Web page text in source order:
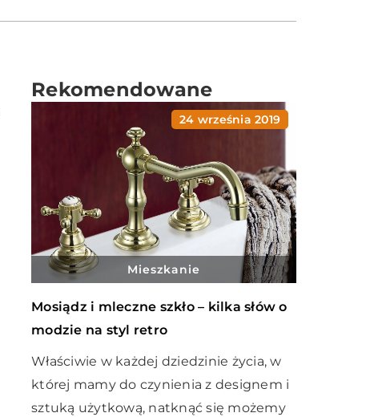
Rekomendowane
24 września 2019
Mieszkanie
Mosiądz i mleczne szkło – kilka słów o
modzie na styl retro
Właściwie w każdej dziedzinie życia, w
której mamy do czynienia z designem i
sztuką użytkową, natknąć się możemy